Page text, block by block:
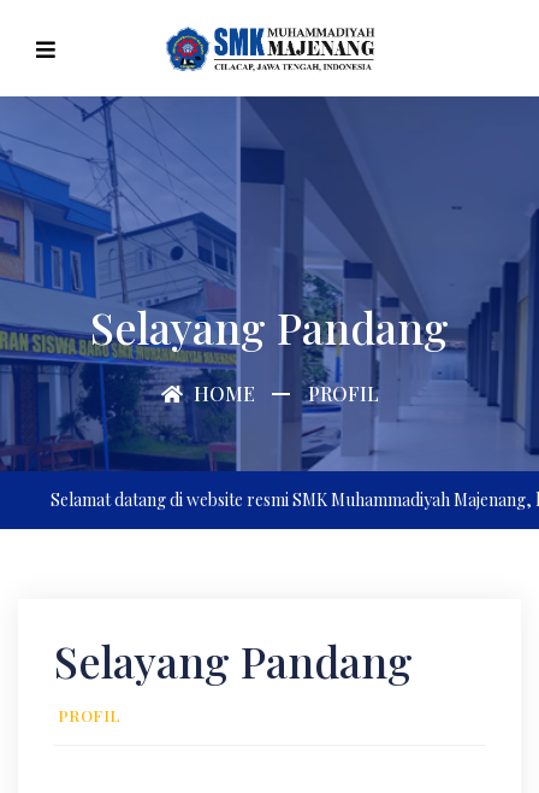
Selayang Pandang
HOME PROFIL
Selamat datang di website resmi SMK Muhammadiyah Majenang,
Selayang Pandang
PROFIL